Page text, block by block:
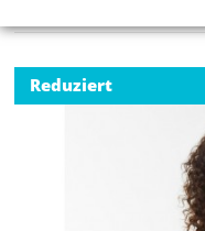
Reduziert